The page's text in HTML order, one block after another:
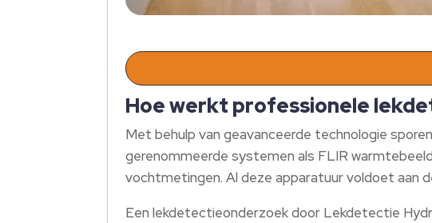
Hoe werkt professionele
Met behulp van geavanceerde technologie
gerenommeerde systemen als FLIR
vochtmetingen. Al deze apparatuur voldoet aan
Een lekdetectieonderzoek door Lekdetectie